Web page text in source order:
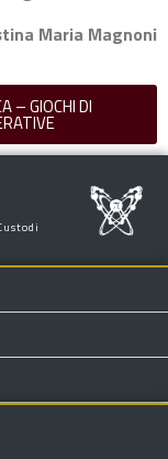
Maria Magnoni
– GIOCHI DI